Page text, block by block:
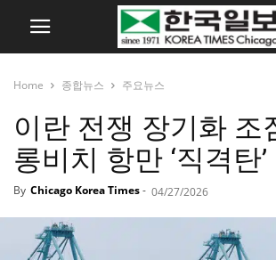
Home 종합뉴스 주요뉴스
이란 전쟁 장기화 조
롱비치 항만 ‘직격탄’
By Chicago Korea Times- 04/27/2026